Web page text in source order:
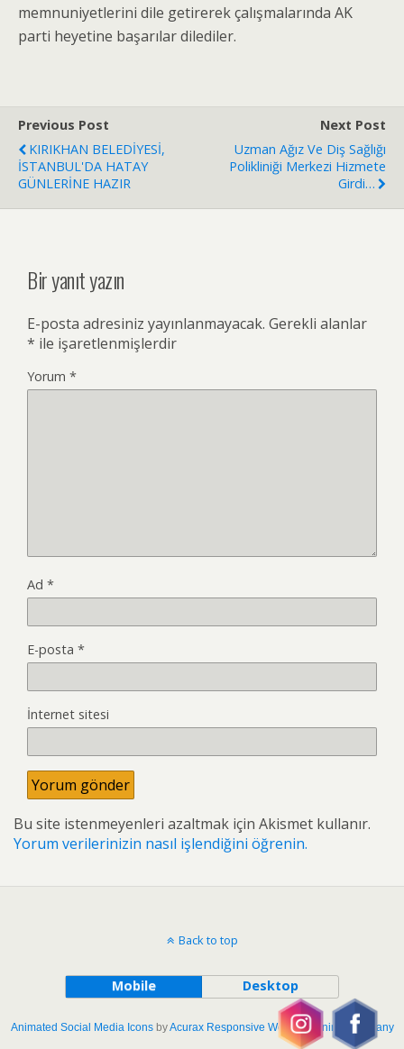
memnuniyetlerini dile getirerek çalışmalarında AK
parti heyetine başarılar dilediler.
Previous Post
KIRIKHAN BELEDİYESİ,
İSTANBUL'DA HATAY
GÜNLERİNE HAZIR
Next Post
Uzman Ağız Ve Diş Sağlığı
Polikliniği Merkezi Hizmete
Girdi…
Bir yanıt yazın
E-posta adresiniz yayınlanmayacak. Gerekli alanlar
* ile işaretlenmişlerdir
Yorum *
Ad *
E-posta *
İnternet sitesi
Bu site istenmeyenleri azaltmak için Akismet kullanır.
Yorum verilerinizin nasıl işlendiğini öğrenin.
Back to top
Mobile Desktop
Animated Social Media IconsbyAcurax Responsive Web Designing Company